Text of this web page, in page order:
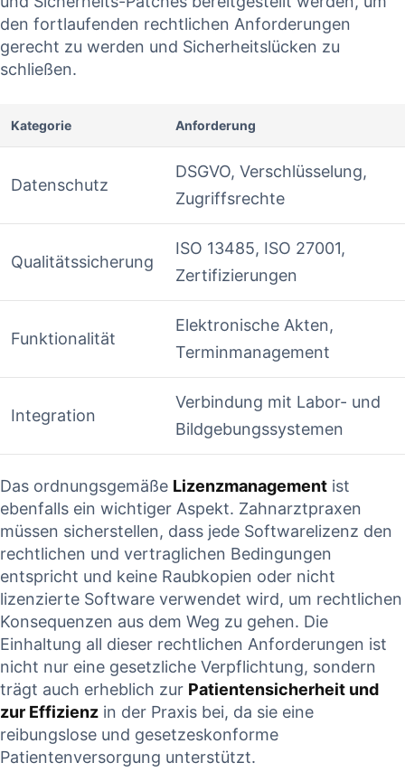
‌den fortlaufenden‍ rechtlichen Anforderungen ​
gerecht zu werden und Sicherheitslücken zu
schließen.
Kategorie Anforderung
Datenschutz
DSGVO,‍ Verschlüsselung,
Zugriffsrechte
Qualitätssicherung
ISO ​13485, ISO 27001,
‍Zertifizierungen
Funktionalität
Elektronische Akten,
Terminmanagement
Integration
Verbindung mit‍ Labor-⁤ und
Bildgebungssystemen
Das ordnungsgemäße Lizenzmanagement ist
ebenfalls ein wichtiger Aspekt. Zahnarztpraxen​
müssen‌ sicherstellen, dass jede Softwarelizenz den
rechtlichen und vertraglichen Bedingungen
entspricht und keine Raubkopien oder nicht
⁤lizenzierte ⁤Software verwendet wird, um rechtlichen
Konsequenzen aus⁣ dem Weg zu gehen. Die
Einhaltung all dieser rechtlichen Anforderungen ist ​
nicht⁢ nur eine gesetzliche Verpflichtung, sondern
trägt ⁢auch erheblich zur Patientensicherheit und
zur Effizienz in der Praxis bei, da ‍sie eine
reibungslose und gesetzeskonforme
Patientenversorgung unterstützt.